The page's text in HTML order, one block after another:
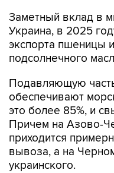
Заметный вклад в
Украина, в 2025
экспорта пшеницы
подсолнечного
Подавляющую
обеспечивают
это более 85%, и
Причем на Азово-
приходится
вывоза, а на
украинского.